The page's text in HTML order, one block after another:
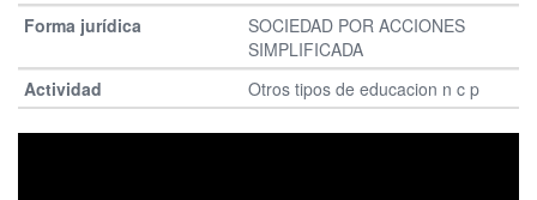
SOCIEDAD POR ACCIONES
SIMPLIFICADA
Otros tipos de educacion n c p